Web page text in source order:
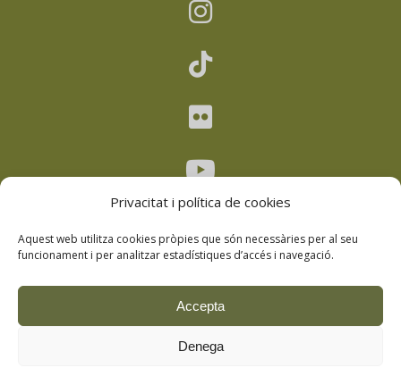
Privacitat i política de cookies
Aquest web utilitza cookies pròpies que són necessàries per al seu
funcionament i per analitzar estadístiques d’accés i navegació.
Accepta
Denega
Política de privacitat
Política de cookies–Política de drets
d’imatge